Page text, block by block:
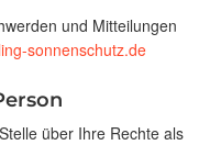
und Mitteilungen
sonnenschutz.de
über Ihre Rechte als